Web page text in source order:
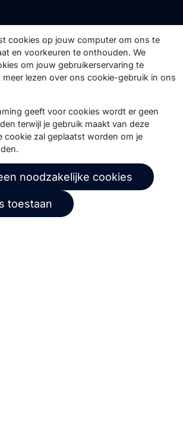
tarieven
Support
Partnernetwerk
Trainingen
Stuur een ticket
Copernica BV
De Ruijterkade 112
1011 AB
+31 (0)20 520 61 90
cookies op jouw computer om ons te
en voorkeuren te onthouden. We
om jouw gebruikerservaring te
lezen over ons cookie-gebruik in ons
geeft voor cookies wordt er geen
terwijl je gebruik maakt van deze
cookie zal geplaatst worden om je
noodzakelijke cookies
toestaan